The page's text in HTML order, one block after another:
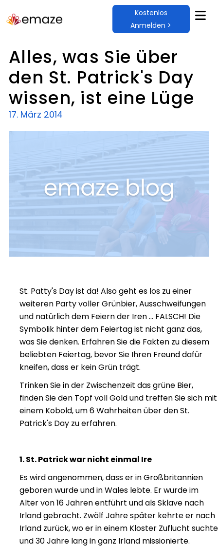
Kostenlos
Anmelden >
Alles, was Sie über
den St. Patrick's Day
wissen, ist eine Lüge
17. März 2014
St. Patty's Day ist da! Also geht es los zu einer
weiteren Party voller Grünbier, Ausschweifungen
und natürlich dem Feiern der Iren ... FALSCH! Die
Symbolik hinter dem Feiertag ist nicht ganz das,
was Sie denken. Erfahren Sie die Fakten zu diesem
beliebten Feiertag, bevor Sie Ihren Freund dafür
kneifen, dass er kein Grün trägt.
Trinken Sie in der Zwischenzeit das grüne Bier,
finden Sie den Topf voll Gold und treffen Sie sich mit
einem Kobold, um 6 Wahrheiten über den St.
Patrick's Day zu erfahren.
1. St. Patrick war nicht einmal Ire
Es wird angenommen, dass er in Großbritannien
geboren wurde und in Wales lebte. Er wurde im
Alter von 16 Jahren entführt und als Sklave nach
Irland gebracht. Zwölf Jahre später kehrte er nach
Irland zurück, wo er in einem Kloster Zuflucht suchte
und 30 Jahre lang in ganz Irland missionierte.